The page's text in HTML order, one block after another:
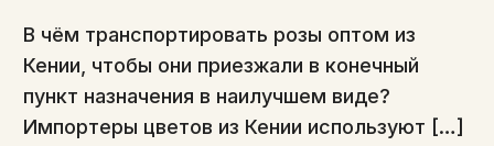
В чём транспортировать розы оптом из
Кении, чтобы они приезжали в конечный
пункт назначения в наилучшем виде?
Импортеры цветов из Кении используют […]